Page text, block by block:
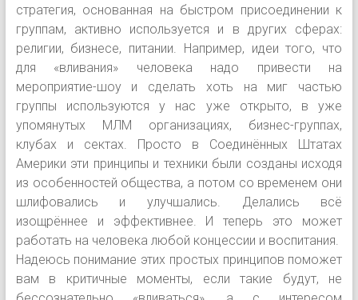
стратегия, основанная на быстром присоединении к
группам, активно используется и в других сферах:
религии, бизнесе, питании. Например, идеи того, что
для «вливания» человека надо привести на
мероприятие-шоу и сделать хоть на миг частью
группы используются у нас уже открыто, в уже
упомянутых МЛМ организациях, бизнес-группах,
клубах и сектах. Просто в Соединённых Штатах
Америки эти принципы и техники были созданы исходя
из особенностей общества, а потом со временем они
шлифовались и улучшались. Делались всё
изощрённее и эффективнее. И теперь это может
работать на человека любой концессии и воспитания.
Надеюсь понимание этих простых принципов поможет
вам в критичные моменты, если такие будут, не